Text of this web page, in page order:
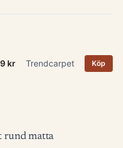
kr Trendcarpet Köp
rund matta